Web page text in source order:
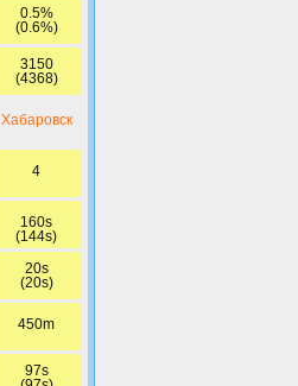
0.5%
(0.6%)
3150
(4368)
Хабаровск
4
160s
(144s)
20s
(20s)
450m
97s